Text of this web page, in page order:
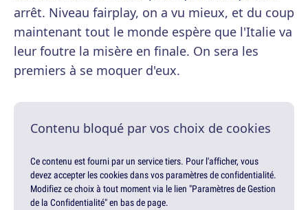
arrêt. Niveau fairplay, on a vu mieux, et du coup
maintenant tout le monde espère que l'Italie va
leur foutre la misère en finale. On sera les
premiers à se moquer d'eux.
Contenu bloqué par vos choix de cookies
Ce contenu est fourni par un service tiers. Pour l'afficher, vous
devez accepter les cookies dans vos paramètres de confidentialité.
Modifiez ce choix à tout moment via le lien "Paramètres de Gestion
de la Confidentialité" en bas de page.